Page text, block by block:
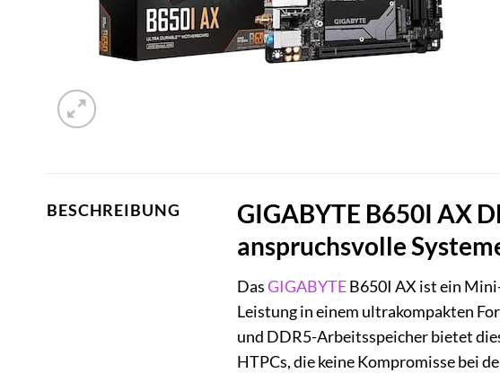
BESCHREIBUNG
GIGABYTE B650I AX
anspruchsvolle
DasGIGABYTEB650I AX ist ein
Leistung in einem ultrakompakten
und DDR5-Arbeitsspeicher bietet
HTPCs, die keine Kompromisse bei